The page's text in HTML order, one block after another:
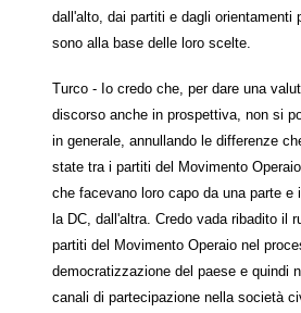
dall'alto, dai partiti e dagli orientamenti
sono alla base delle loro scelte.
Turco - Io credo che, per dare una
discorso anche in prospettiva, non si
in generale, annullando le differenze
state tra i partiti del Movimento
che facevano loro capo da una parte e
la DC, dall'altra. Credo vada ribadito il
partiti del Movimento Operaio nel
democratizzazione del paese e quindi
canali di partecipazione nella società